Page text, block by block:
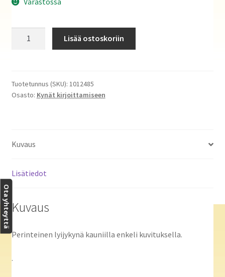
Lisää ostoskoriin
Tuotetunnus (SKU): 1012485
Osasto: Kynät kirjoittamiseen
Kuvaus
Lisätiedot
Kuvaus
Perinteinen lyijykynä kauniilla enkeli kuvituksella.
.
Ota yhteyttä